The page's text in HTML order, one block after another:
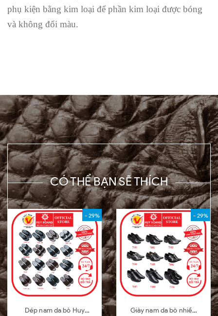
phụ kiện bằng kim loại để phần kim loại được bóng
và không đổi màu.
CÓ THỂ BẠN SẼ THÍCH
- 29%
Dép nam da bò Huy
- 29%
Giày nam da bò nhiều